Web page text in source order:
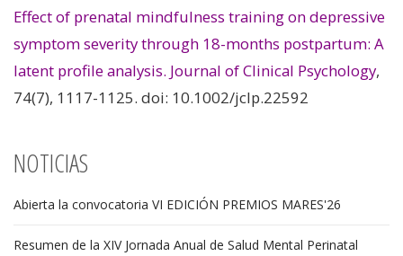
Effect of prenatal mindfulness training on depressive
symptom severity through 18-months postpartum: A
latent profile analysis. Journal of Clinical Psychology,
74(7), 1117-1125. doi: 10.1002/jclp.22592
NOTICIAS
Abierta la convocatoria VI EDICIÓN PREMIOS MARES'26
Resumen de la XIV Jornada Anual de Salud Mental Perinatal